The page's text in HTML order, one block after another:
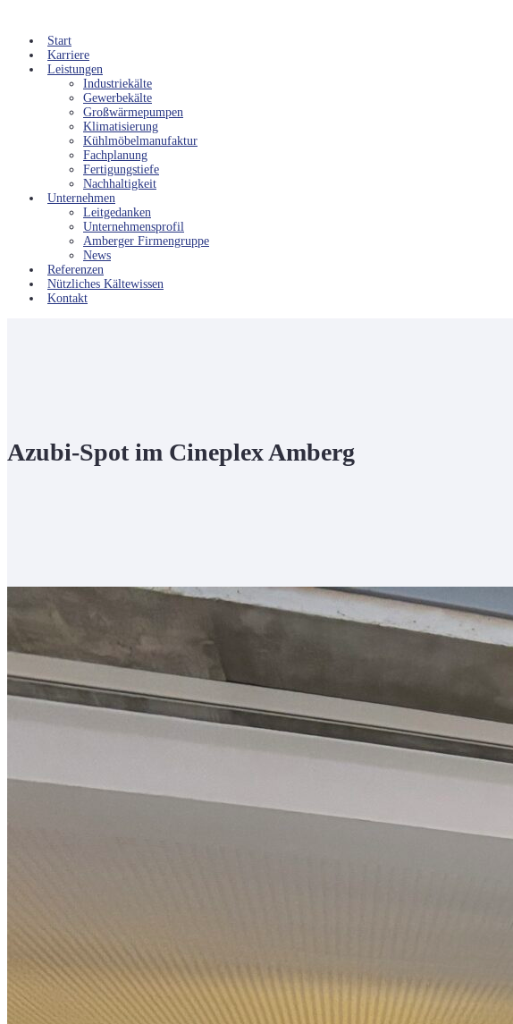
Start
Karriere
Leistungen
Industriekälte
Gewerbekälte
Großwärmepumpen
Klimatisierung
Kühlmöbelmanufaktur
Fachplanung
Fertigungstiefe
Nachhaltigkeit
Unternehmen
Leitgedanken
Unternehmensprofil
Amberger Firmengruppe
News
Referenzen
Nützliches Kältewissen
Kontakt
Azubi-Spot im Cineplex Amberg